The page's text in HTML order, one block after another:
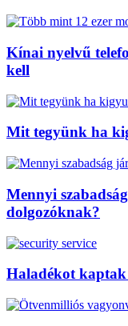
Kínai nyelvű
kell
Mit tegyünk ha
Mennyi
dolgozóknak?
Haladékot kaptak